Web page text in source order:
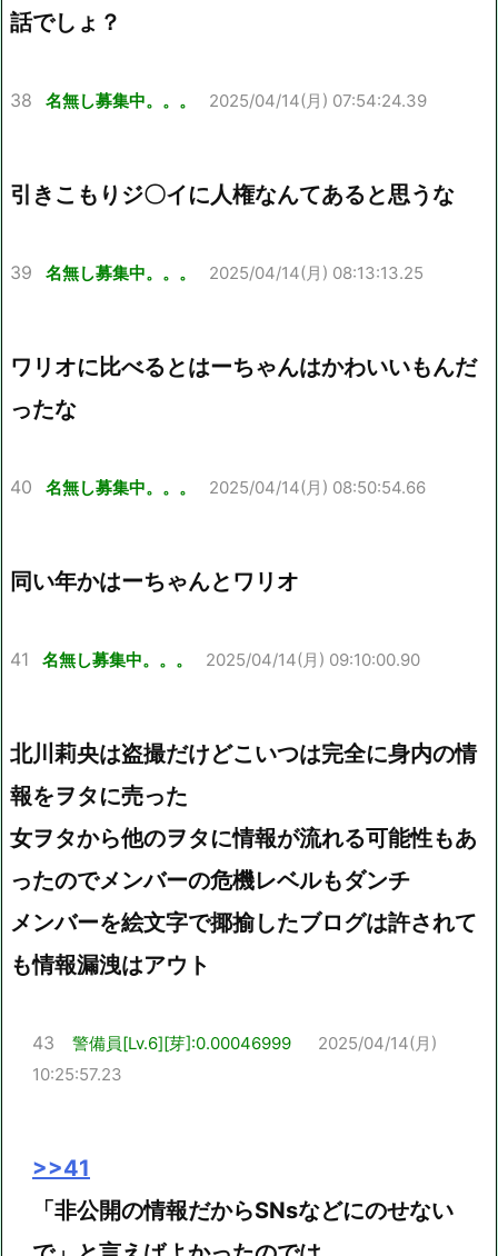
話でしょ？
38 名無し募集中。。。 2025/04/14(月) 07:54:24.39
引きこもりジ〇イに人権なんてあると思うな
39 名無し募集中。。。 2025/04/14(月) 08:13:13.25
ワリオに比べるとはーちゃんはかわいいもんだ
ったな
40 名無し募集中。。。 2025/04/14(月) 08:50:54.66
同い年かはーちゃんとワリオ
41 名無し募集中。。。 2025/04/14(月) 09:10:00.90
北川莉央は盗撮だけどこいつは完全に身内の情
報をヲタに売った
女ヲタから他のヲタに情報が流れる可能性もあ
ったのでメンバーの危機レベルもダンチ
メンバーを絵文字で揶揄したブログは許されて
も情報漏洩はアウト
43 警備員[Lv.6][芽]:0.00046999
2025/04/14(月)
10:25:57.23
>>41
「非公開の情報だからSNsなどにのせない